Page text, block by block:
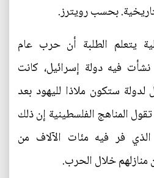
بحسب رويترز.
يتعلم الطلبة أن حرب عام
نشأت فيه دولة إسرائيل، كانت
ستكون ملاذا لليهود بعد
المناهج الفلسطينية إن ذلك
الذي فر فيه مئات الآلاف من
منازلهم خلال الحرب.